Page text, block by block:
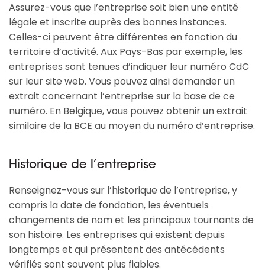
Assurez-vous que l’entreprise soit bien une entité
légale et inscrite auprès des bonnes instances.
Celles-ci peuvent être différentes en fonction du
territoire d’activité. Aux Pays-Bas par exemple, les
entreprises sont tenues d’indiquer leur numéro CdC
sur leur site web. Vous pouvez ainsi demander un
extrait concernant l’entreprise sur la base de ce
numéro. En Belgique, vous pouvez obtenir un extrait
similaire de la BCE au moyen du numéro d’entreprise.
Historique de l’entreprise
Renseignez-vous sur l’historique de l’entreprise, y
compris la date de fondation, les éventuels
changements de nom et les principaux tournants de
son histoire. Les entreprises qui existent depuis
longtemps et qui présentent des antécédents
vérifiés sont souvent plus fiables.